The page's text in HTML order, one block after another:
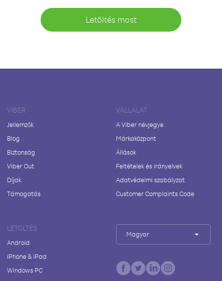
Letöltés most
VIBER
Jellemzők
Blog
Biztonság
Viber Out
Díjak
Támogatás
VÁLLALAT
A Viber névjegye
Márkaközpont
Állások
Feltételek és irányelvek
Adatvédelmi szabályzat
Customer Complaints Code
LETÖLTÉS
Android
iPhone & iPad
Windows PC
Magyar